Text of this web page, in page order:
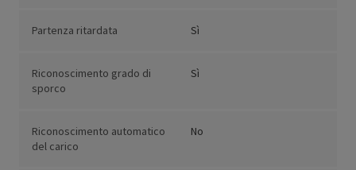
Partenza ritardata Sì
Riconoscimento grado di
sporco
Sì
Riconoscimento automatico
del carico
No